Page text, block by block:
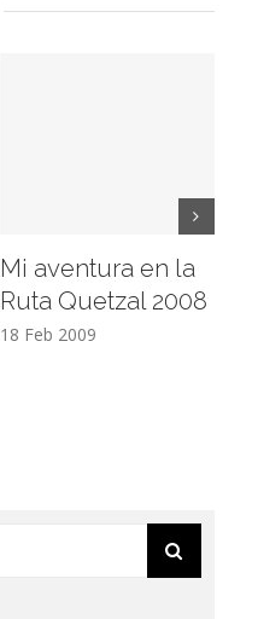
Mi aventura en la
Ruta Quetzal 2008
18 Feb 2009